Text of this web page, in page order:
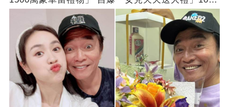
徒弟也不甘示弱!